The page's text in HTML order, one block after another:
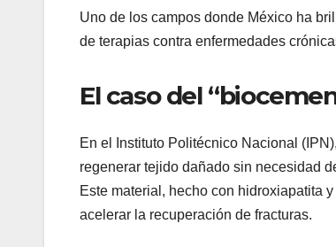
Uno de los campos donde México ha
de terapias contra enfermedades
El caso del
En el Instituto Politécnico Nacional
regenerar tejido dañado sin necesidad
Este material, hecho con hidroxiapatita
acelerar la recuperación de fracturas.